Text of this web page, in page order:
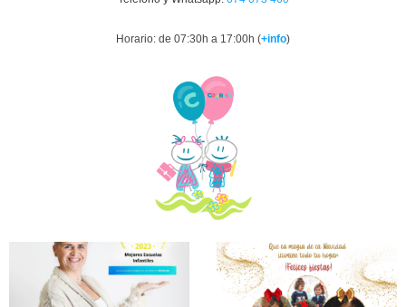
Horario: de 07:30h a 17:00h (+info)
C.E.I.
Colorets
Reconocida
Como